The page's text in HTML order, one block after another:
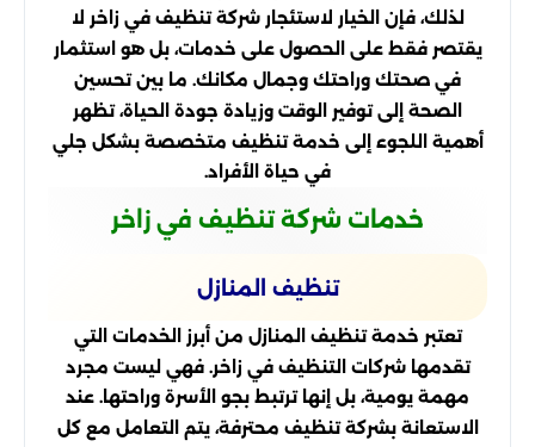
لذلك، فإن الخيار لاستئجار شركة تنظيف في زاخر لا
يقتصر فقط على الحصول على خدمات، بل هو استثمار
في صحتك وراحتك وجمال مكانك. ما بين تحسين
الصحة إلى توفير الوقت وزيادة جودة الحياة، تظهر
أهمية اللجوء إلى خدمة تنظيف متخصصة بشكل جلي
في حياة الأفراد.
خدمات شركة تنظيف في زاخر
تنظيف المنازل
تعتبر خدمة تنظيف المنازل من أبرز الخدمات التي
تقدمها شركات التنظيف في زاخر. فهي ليست مجرد
مهمة يومية، بل إنها ترتبط بجو الأسرة وراحتها. عند
الاستعانة بشركة تنظيف محترفة، يتم التعامل مع كل